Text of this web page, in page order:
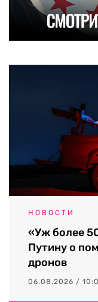
НОВОСТИ
«Уж более
Путину о
дронов
06.08.2026 /